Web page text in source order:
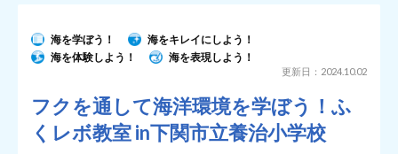
海を学ぼう！
海をキレイにしよう！
海を体験しよう！
海を表現しよう！
更新日：2024.10.02
フクを通して海洋環境を学ぼう！ふ
くレボ教室 in下関市立養治小学校